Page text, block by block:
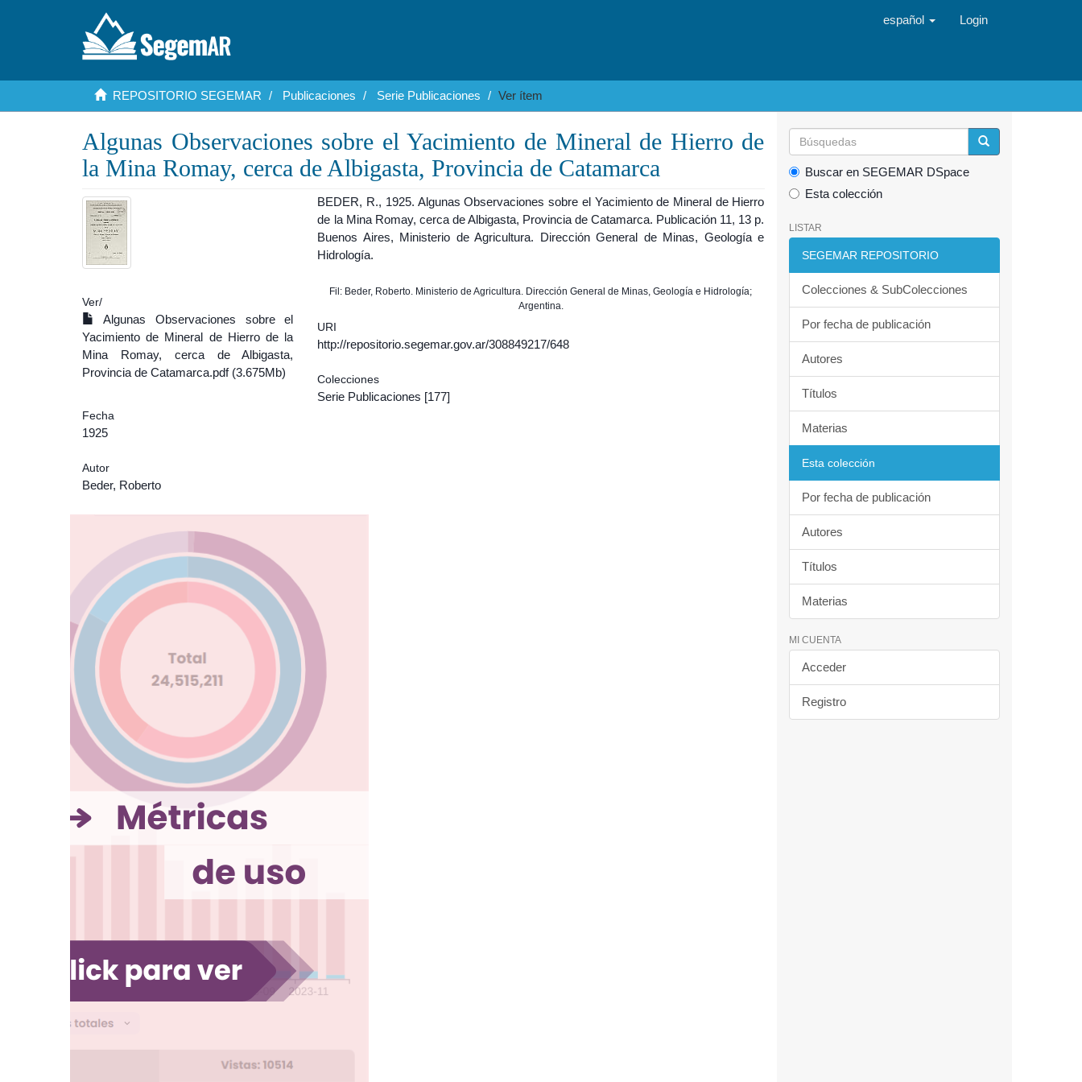
español Login
REPOSITORIO SEGEMAR Publicaciones Serie Publicaciones Ver ítem
Algunas Observaciones sobre el Yacimiento de Mineral de Hierro de
la Mina Romay, cerca de Albigasta, Provincia de Catamarca
Ver/
Algunas Observaciones sobre el
Yacimiento de Mineral de Hierro de la
Mina Romay, cerca de Albigasta,
Provincia de Catamarca.pdf (3.675Mb)
Fecha
1925
Autor
Beder, Roberto
BEDER, R., 1925. Algunas Observaciones sobre el Yacimiento de Mineral de Hierro
de la Mina Romay, cerca de Albigasta, Provincia de Catamarca. Publicación 11, 13 p.
Buenos Aires, Ministerio de Agricultura. Dirección General de Minas, Geología e
Hidrología.
Fil: Beder, Roberto. Ministerio de Agricultura. Dirección General de Minas, Geología e Hidrología;
Argentina.
URI
http://repositorio.segemar.gov.ar/308849217/648
Colecciones
Serie Publicaciones [177]
Buscar en SEGEMAR DSpace
Esta colección
LISTAR
SEGEMAR REPOSITORIO
Colecciones & SubColecciones
Por fecha de publicación
Autores
Títulos
Materias
Esta colección
Por fecha de publicación
Autores
Títulos
Materias
MI CUENTA
Acceder
Registro